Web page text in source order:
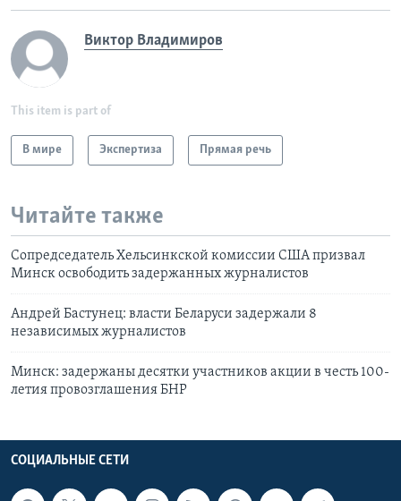
Виктор Владимиров
This item is part of
В мире Экспертиза Прямая речь
Читайте также
Сопредседатель Хельсинкской комиссии США призвал
Минск освободить задержанных журналистов
Андрей Бастунец: власти Беларуси задержали 8
независимых журналистов
Минск: задержаны десятки участников акции в честь 100-
летия провозглашения БНР
СОЦИАЛЬНЫЕ СЕТИ